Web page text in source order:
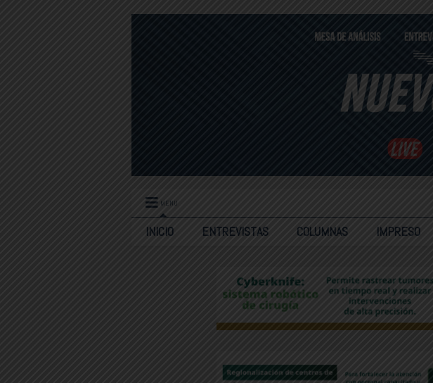
MENU
INICIO ENTREVISTAS COLUMNAS IMPRESO